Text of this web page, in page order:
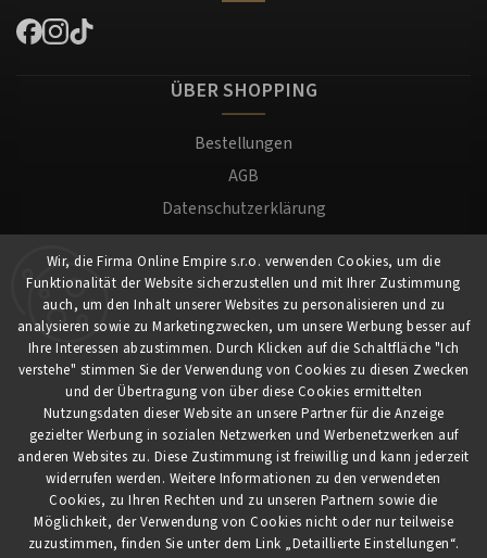
Wir, die Firma Online Empire s.r.o. verwenden Cookies, um die
Funktionalität der Website sicherzustellen und mit Ihrer Zustimmung
auch, um den Inhalt unserer Websites zu personalisieren und zu
analysieren sowie zu Marketingzwecken, um unsere Werbung besser auf
Ihre Interessen abzustimmen. Durch Klicken auf die Schaltfläche "Ich
verstehe" stimmen Sie der Verwendung von Cookies zu diesen Zwecken
und der Übertragung von über diese Cookies ermittelten
Nutzungsdaten dieser Website an unsere Partner für die Anzeige
gezielter Werbung in sozialen Netzwerken und Werbenetzwerken auf
anderen Websites zu. Diese Zustimmung ist freiwillig und kann jederzeit
widerrufen werden. Weitere Informationen zu den verwendeten
Cookies, zu Ihren Rechten und zu unseren Partnern sowie die
Möglichkeit, der Verwendung von Cookies nicht oder nur teilweise
zuzustimmen, finden Sie unter dem Link „Detaillierte Einstellungen“.
ÜBER SHOPPING
Bestellungen
AGB
Datenschutzerklärung
Versand und Zahlung
Warenrücksendung
Impressum
Für Kunden
Mein Konto
Registrierung
Anmeldung